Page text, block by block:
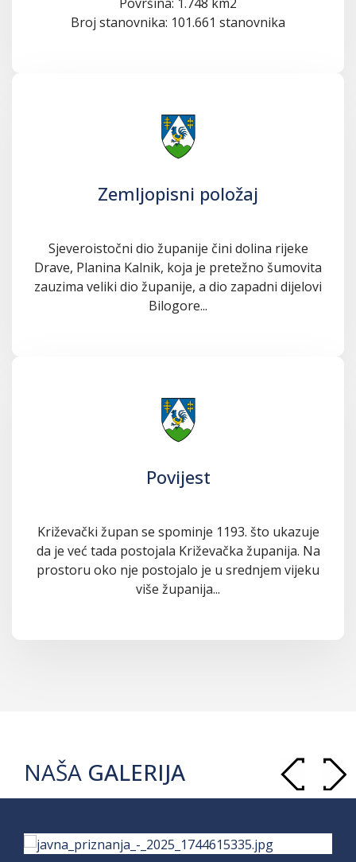
Broj stanovnika: 101.661 stanovnika
Zemljopisni položaj
Sjeveroistočni dio županije čini dolina rijeke
Drave, Planina Kalnik, koja je pretežno šumovita
zauzima veliki dio županije, a dio zapadni dijelovi
Bilogore...
Povijest
Križevački župan se spominje 1193. što ukazuje
da je već tada postojala Križevačka županija. Na
prostoru oko nje postojalo je u srednjem vijeku
više županija...
NAŠA GALERIJA